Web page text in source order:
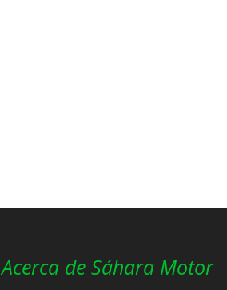
Acerca de Sáhara Motor